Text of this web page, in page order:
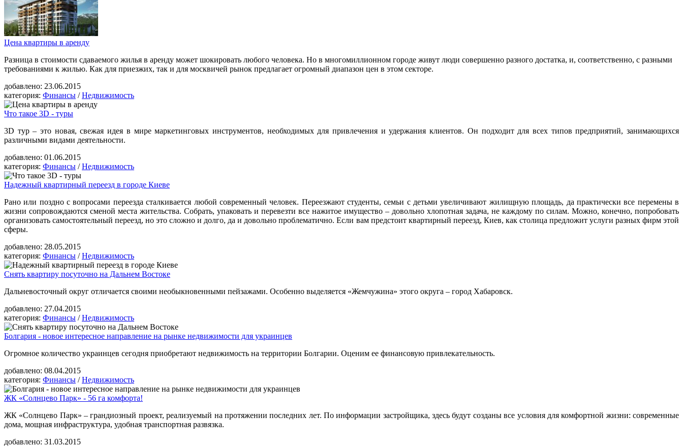
Цена квартиры в аренду
Разница в стоимости сдаваемого жилья в аренду может шокировать любого человека. Но в многомиллионном городе живут люди совершенно разного достатка, и, соответственно, с разными
требованиями к жилью. Как для приезжих, так и для москвичей рынок предлагает огромный диапазон цен в этом секторе.
добавлено: 23.06.2015
категория: Финансы /Недвижимость
Что такое 3D - туры
3D тур – это новая, свежая идея в мире маркетинговых инструментов, необходимых для привлечения и удержания клиентов. Он подходит для всех типов предприятий, занимающихся
различными видами деятельности.
добавлено: 01.06.2015
категория: Финансы /Недвижимость
Надежный квартирный переезд в городе Киеве
Рано или поздно с вопросами переезда сталкивается любой современный человек. Переезжают студенты, семьи с детьми увеличивают жилищную площадь, да практически все перемены в
жизни сопровождаются сменой места жительства. Собрать, упаковать и перевезти все нажитое имущество – довольно хлопотная задача, не каждому по силам. Можно, конечно, попробовать
организовать самостоятельный переезд, но это сложно и долго, да и довольно проблематично. Если вам предстоит квартирный переезд, Киев, как столица предложит услуги разных фирм этой
сферы.
добавлено: 28.05.2015
категория: Финансы /Недвижимость
Снять квартиру посуточно на Дальнем Востоке
Дальневосточный округ отличается своими необыкновенными пейзажами. Особенно выделяется «Жемчужина» этого округа – город Хабаровск.
добавлено: 27.04.2015
категория: Финансы /Недвижимость
Болгария - новое интересное направление на рынке недвижимости для украинцев
Огромное количество украинцев сегодня приобретают недвижимость на территории Болгарии. Оценим ее финансовую привлекательность.
добавлено: 08.04.2015
категория: Финансы /Недвижимость
ЖК «Солнцево Парк» - 56 га комфорта!
ЖК «Солнцево Парк» – грандиозный проект, реализуемый на протяжении последних лет. По информации застройщика, здесь будут созданы все условия для комфортной жизни: современные
дома, мощная инфраструктура, удобная транспортная развязка.
добавлено: 31.03.2015